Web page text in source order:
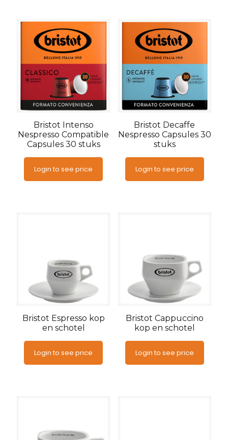
Bristot Intenso
Nespresso Compatible
Capsules 30 stuks
Login to see price
Bristot Decaffe
Nespresso Capsules 30
stuks
Login to see price
Bristot Espresso kop
en schotel
Login to see price
Bristot Cappuccino
kop en schotel
Login to see price